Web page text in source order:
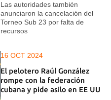
Las autoridades también
anunciaron la cancelación del
Torneo Sub 23 por falta de
recursos
16 OCT 2024
El pelotero Raúl González
rompe con la federación
cubana y pide asilo en EE UU